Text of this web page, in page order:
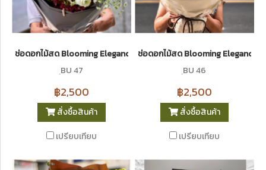
ช่อดอกไม้สด Blooming Elegance 47 I Le Floriste
ฺBU 47
฿2,500
สั่งซื้อสินค้า
เปรียบเทียบ
ช่อดอกไม้สด Blooming Elegance
ฺBU 46
฿2,500
สั่งซื้อสินค้า
เปรียบเทียบ